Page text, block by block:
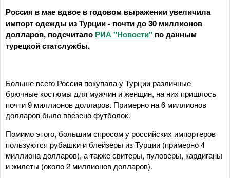
Россия в мае вдвое в годовом выражении увеличила
импорт одежды из Турции - почти до 30 миллионов
долларов, подсчитало РИА "Новости" по данным
турецкой статслужбы.
Больше всего Россия покупала у Турции различные
брючные костюмы для мужчин и женщин, на них пришлось
почти 9 миллионов долларов. Примерно на 6 миллионов
долларов было ввезено футболок.
Помимо этого, большим спросом у российских импортеров
пользуются рубашки и блейзеры из Турции (примерно 4
миллиона долларов), а также свитеры, пуловеры, кардиганы
и жилеты (около 2 миллионов долларов).